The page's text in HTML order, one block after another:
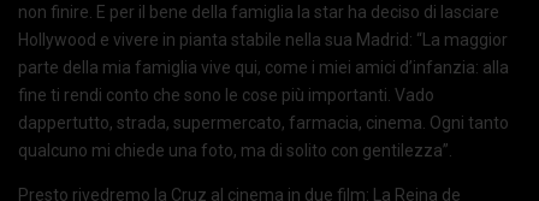
non finire. E per il bene della famiglia la star ha deciso di lasciare
Hollywood e vivere in pianta stabile nella sua Madrid: “La maggior
parte della mia famiglia vive qui, come i miei amici d’infanzia: alla
fine ti rendi conto che sono le cose più importanti. Vado
dappertutto, strada, supermercato, farmacia, cinema. Ogni tanto
qualcuno mi chiede una foto, ma di solito con gentilezza”.
Presto rivedremo la Cruz al cinema in due film: La Reina de